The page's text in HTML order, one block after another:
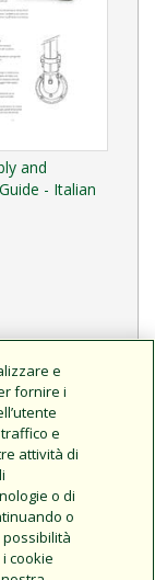
and
- Italian
e
fornire i
e
attività di
o di
o
possibilità
cookie